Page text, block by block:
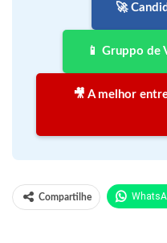
🚀
📱 Gruppo de
🎥 A melhor
Compartilhe